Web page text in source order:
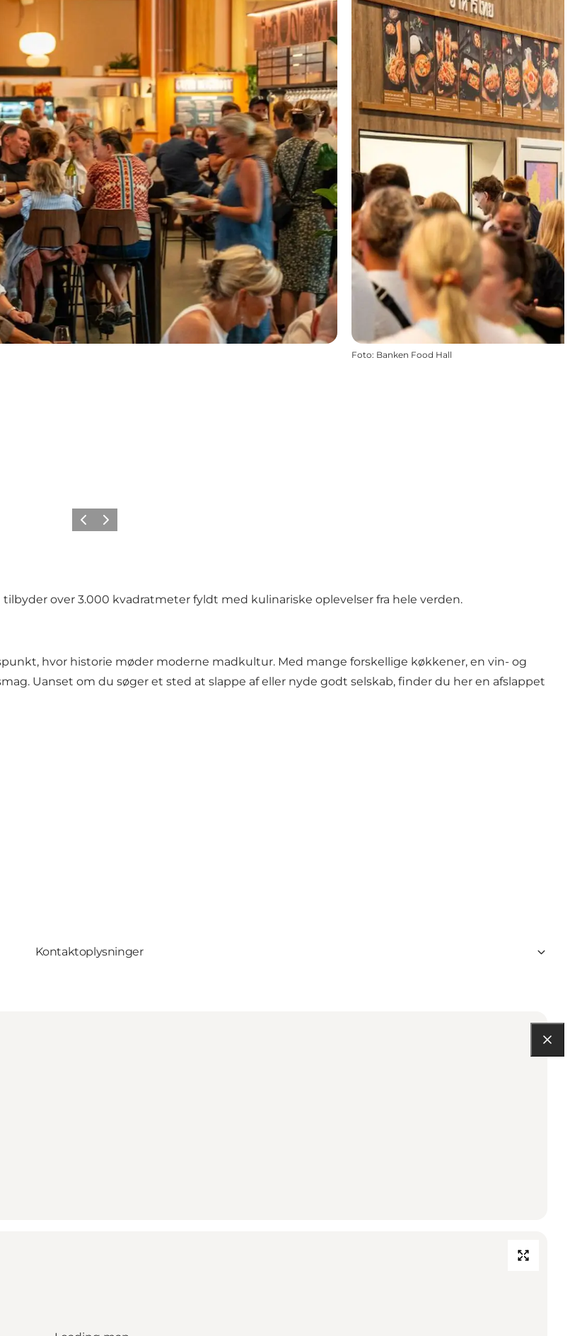
Foto: Banken Food Hall
ForrigeNæste
over 3.000 kvadratmeter fyldt med kulinariske oplevelser fra hele verden.
hvor historie møder moderne madkultur. Med mange forskellige køkkener, en vin- og
Uanset om du søger et sted at slappe af eller nyde godt selskab, finder du her en afslappet
Kontaktoplysninger